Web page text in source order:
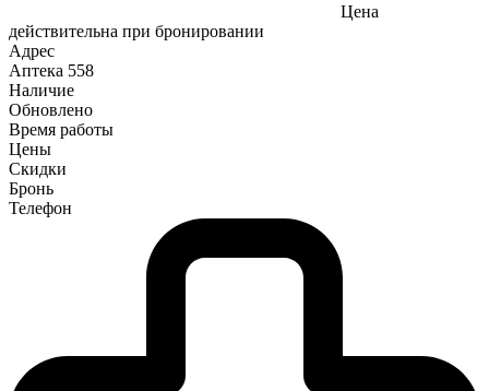
Цена
действительна при бронировании
Адрес
Аптека 558
Наличие
Обновлено
Время работы
Цены
Скидки
Бронь
Телефон